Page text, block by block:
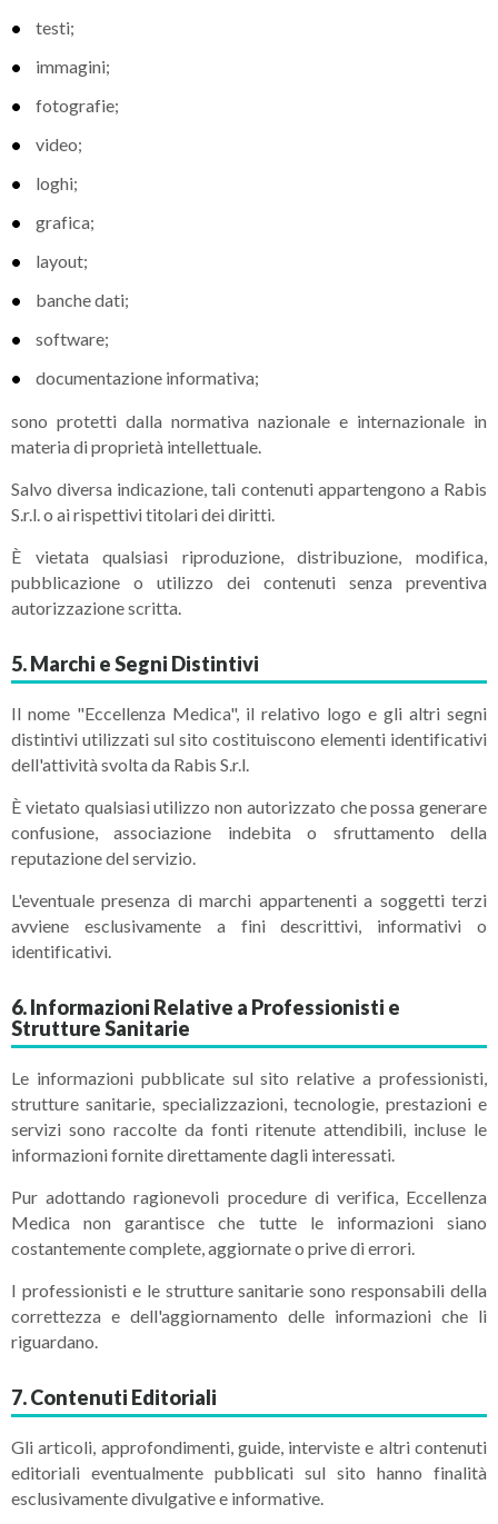
testi;
immagini;
fotografie;
video;
loghi;
grafica;
layout;
banche dati;
software;
documentazione informativa;
sono protetti dalla normativa nazionale e internazionale in
materia di proprietà intellettuale.
Salvo diversa indicazione, tali contenuti appartengono a Rabis
S.r.l. o ai rispettivi titolari dei diritti.
È vietata qualsiasi riproduzione, distribuzione, modifica,
pubblicazione o utilizzo dei contenuti senza preventiva
autorizzazione scritta.
5. Marchi e Segni Distintivi
Il nome "Eccellenza Medica", il relativo logo e gli altri segni
distintivi utilizzati sul sito costituiscono elementi identificativi
dell'attività svolta da Rabis S.r.l.
È vietato qualsiasi utilizzo non autorizzato che possa generare
confusione, associazione indebita o sfruttamento della
reputazione del servizio.
L'eventuale presenza di marchi appartenenti a soggetti terzi
avviene esclusivamente a fini descrittivi, informativi o
identificativi.
6. Informazioni Relative a Professionisti e
Strutture Sanitarie
Le informazioni pubblicate sul sito relative a professionisti,
strutture sanitarie, specializzazioni, tecnologie, prestazioni e
servizi sono raccolte da fonti ritenute attendibili, incluse le
informazioni fornite direttamente dagli interessati.
Pur adottando ragionevoli procedure di verifica, Eccellenza
Medica non garantisce che tutte le informazioni siano
costantemente complete, aggiornate o prive di errori.
I professionisti e le strutture sanitarie sono responsabili della
correttezza e dell'aggiornamento delle informazioni che li
riguardano.
7. Contenuti Editoriali
Gli articoli, approfondimenti, guide, interviste e altri contenuti
editoriali eventualmente pubblicati sul sito hanno finalità
esclusivamente divulgative e informative.